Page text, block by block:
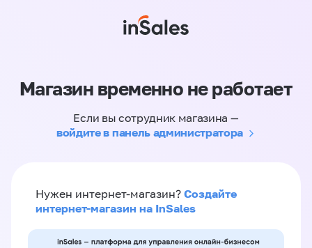
Магазин временно не работает
Если вы сотрудник магазина —
войдите в панель администратора
Нужен интернет-магазин? Создайте
интернет-магазин на InSales